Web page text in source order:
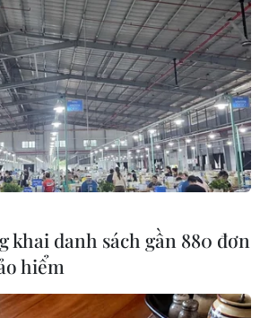
khai danh sách gần 880 đơn
hiểm